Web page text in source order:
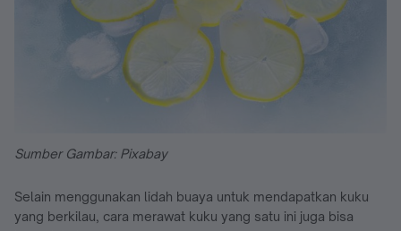
Sumber Gambar: Pixabay
Selain menggunakan lidah buaya untuk mendapatkan kuku
yang berkilau, cara merawat kuku yang satu ini juga bisa